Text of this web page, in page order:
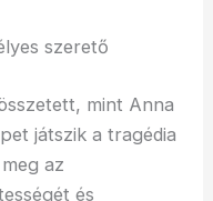
szerető
mint Anna
játszik a tragédia
az
és